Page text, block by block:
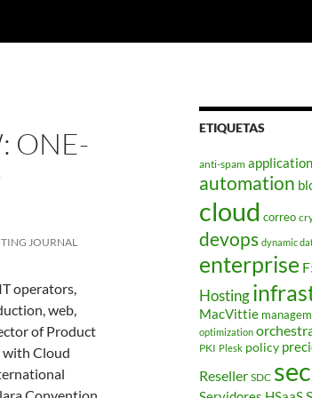
ONE-
JOURNAL
operators,
web,
of Product
with Cloud
ETIQUETAS
anti-spam
automation
cloud correo
devops dynamic
enterprise
Hosting
MacVittie
optimization
PKI Plesk policy
Reseller SDC